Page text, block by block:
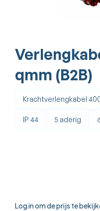
qmm (B2B)
Krachtverlengkabel
IP 44 5 aderig
Log in om de prijs te